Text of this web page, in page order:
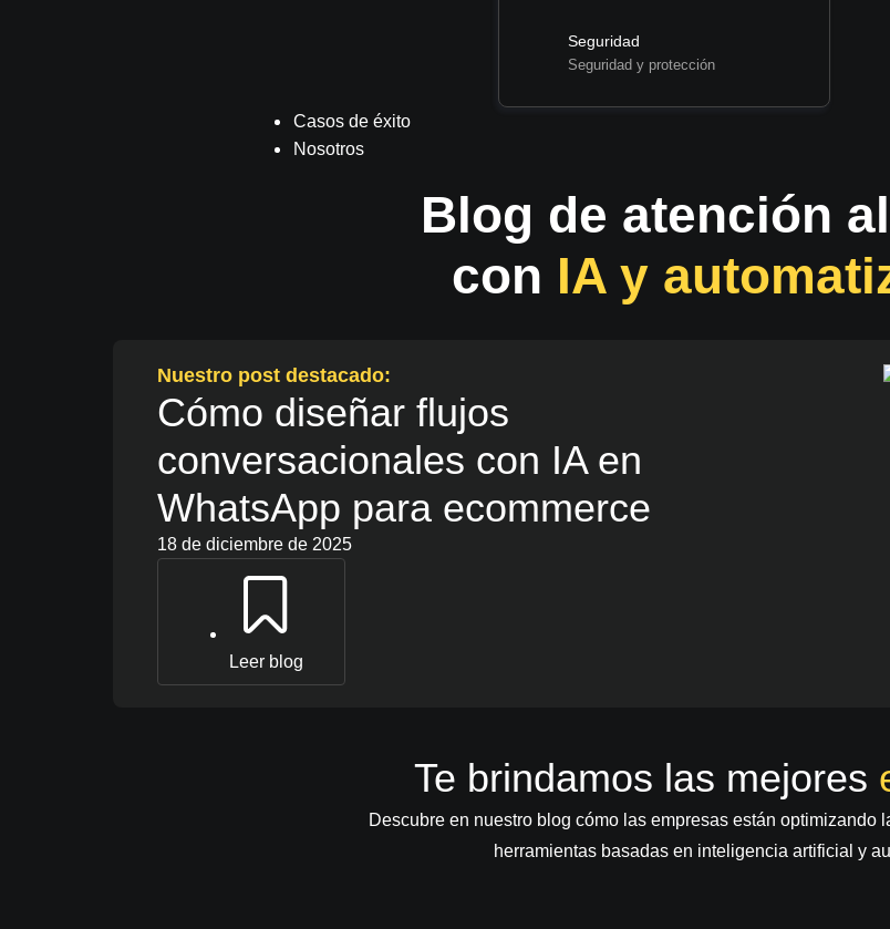
Seguridad
Seguridad y protección
Casos de éxito
Nosotros
Blog de atención
con IA y
Nuestro post destacado:
Cómo diseñar flujos
conversacionales con IA en
WhatsApp para ecommerce
18 de diciembre de 2025
Leer blog
Te brindamos las mejores
Descubre en nuestro blog cómo las empresas están optimizando
herramientas basadas en inteligencia artificial y